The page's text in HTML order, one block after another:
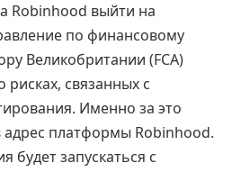
Robinhood выйти на
по финансовому
Великобритании (FCA)
связанных с
Именно за это
адрес платформы Robinhood.
будет запускаться с